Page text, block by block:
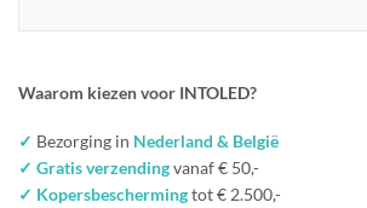
Waarom kiezen voor INTOLED?
✓ Bezorging in Nederland & België
✓ Gratis verzendingvanaf € 50,-
✓ Kopersbeschermingtot € 2.500,-